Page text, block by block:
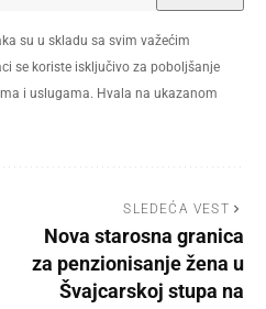
su u skladu sa svim važećim
se koriste isključivo za poboljšanje
i uslugama. Hvala na ukazanom
SLEDEĆA VEST
Nova starosna granica
za penzionisanje žena u
Švajcarskoj stupa na